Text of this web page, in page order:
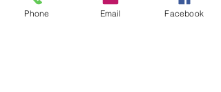
料金の
Phone Email Facebook